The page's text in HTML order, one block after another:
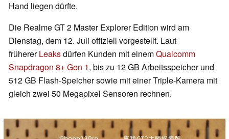
Hand liegen dürfte.
Die Realme GT 2 Master Explorer Edition wird am
Dienstag, dem 12. Juli offiziell vorgestellt. Laut
frühererLeaksdürfen Kunden mit einemQualcomm
Snapdragon 8+ Gen 1, bis zu 12 GB Arbeitsspeicher und
512 GB Flash-Speicher sowie mit einer Triple-Kamera mit
gleich zwei 50 Megapixel Sensoren rechnen.